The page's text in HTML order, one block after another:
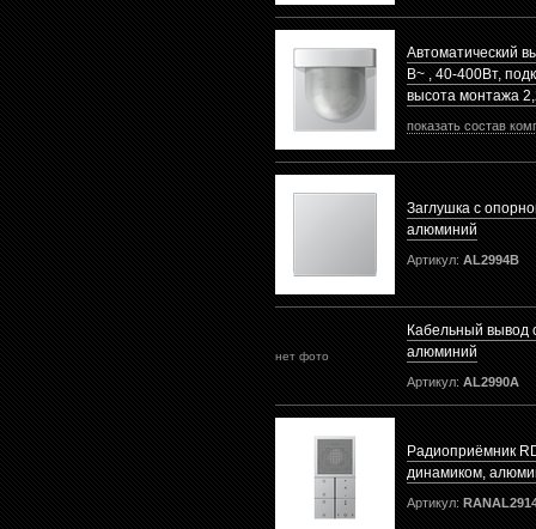
Автоматический
В~ , 40-400Вт,
высота монтажа
показать состав
Заглушка с
алюминий
Артикул: AL2994B
нет фото
Кабельный вывод
алюминий
Артикул: AL2990A
Радиоприёмник
динамиком,
Артикул: